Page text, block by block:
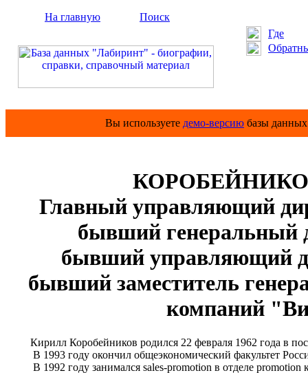
На главную
Поиск
Где
Вы используете демо-версию базы
КОРОБЕЙНИКОВ
Главный управляющий
бывший генеральный
бывший управляющий
бывший заместитель
компаний
Кирилл Коробейников родился 22 февраля 1962 года в
В 1993 году окончил общеэкономический факультет
В 1992 году занимался sales-promotion в отделе